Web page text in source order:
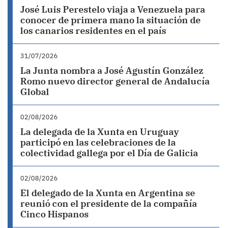
José Luis Perestelo viaja a Venezuela para
conocer de primera mano la situación de
los canarios residentes en el país
31/07/2026
La Junta nombra a José Agustín González
Romo nuevo director general de Andalucía
Global
02/08/2026
La delegada de la Xunta en Uruguay
participó en las celebraciones de la
colectividad gallega por el Día de Galicia
02/08/2026
El delegado de la Xunta en Argentina se
reunió con el presidente de la compañía
Cinco Hispanos